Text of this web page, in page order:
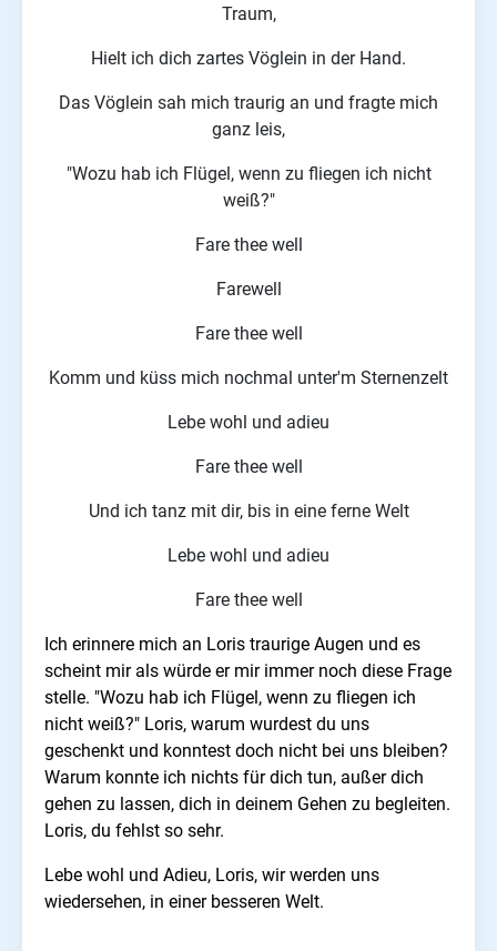
Traum,
Hielt ich dich zartes Vöglein in der Hand.
Das Vöglein sah mich traurig an und fragte mich
ganz leis,
"Wozu hab ich Flügel, wenn zu fliegen ich nicht
weiß?"
Fare thee well
Farewell
Fare thee well
Komm und küss mich nochmal unter'm Sternenzelt
Lebe wohl und adieu
Fare thee well
Und ich tanz mit dir, bis in eine ferne Welt
Lebe wohl und adieu
Fare thee well
Ich erinnere mich an Loris traurige Augen und es
scheint mir als würde er mir immer noch diese Frage
stelle. "Wozu hab ich Flügel, wenn zu fliegen ich
nicht weiß?" Loris, warum wurdest du uns
geschenkt und konntest doch nicht bei uns bleiben?
Warum konnte ich nichts für dich tun, außer dich
gehen zu lassen, dich in deinem Gehen zu begleiten.
Loris, du fehlst so sehr.
Lebe wohl und Adieu, Loris, wir werden uns
wiedersehen, in einer besseren Welt.